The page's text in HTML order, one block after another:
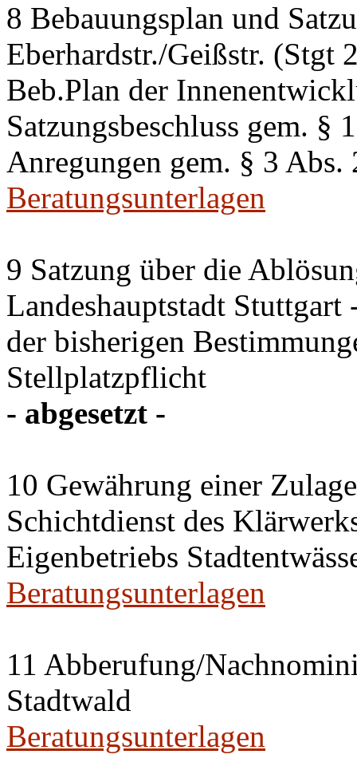
8 Bebauungsplan und
Eberhardstr./Geißstr. (Stgt
Beb.Plan der
Satzungsbeschluss gem.
Anregungen gem. § 3 Abs.
Beratungsunterlagen
9 Satzung über die
Landeshauptstadt
der bisherigen
Stellplatzpflicht
- abgesetzt -
10 Gewährung einer
Schichtdienst des
Eigenbetriebs
Beratungsunterlagen
11 Abberufung/
Stadtwald
Beratungsunterlagen